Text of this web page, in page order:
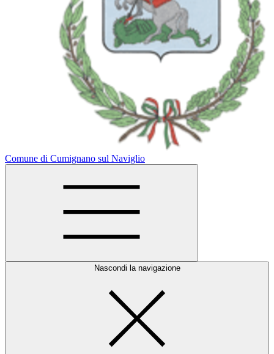
Comune di Cumignano sul Naviglio
Nascondi la navigazione